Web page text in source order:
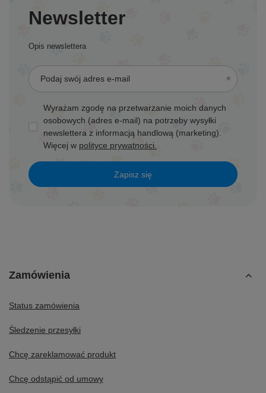
Newsletter
Opis newslettera
Podaj swój adres e-mail
Wyrażam zgodę na przetwarzanie moich danych
osobowych (adres e-mail) na potrzeby wysyłki
newslettera z informacją handlową (marketing).
Więcej w polityce prywatności.
Zapisz się
Zamówienia
Status zamówienia
Śledzenie przesyłki
Chcę zareklamować produkt
Chcę odstąpić od umowy